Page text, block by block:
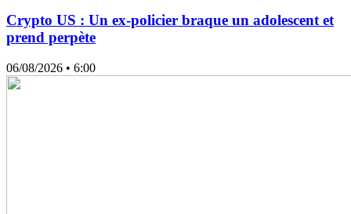
Crypto US : Un ex-policier braque un adolescent et
prend perpète
06/08/2026 • 6:00